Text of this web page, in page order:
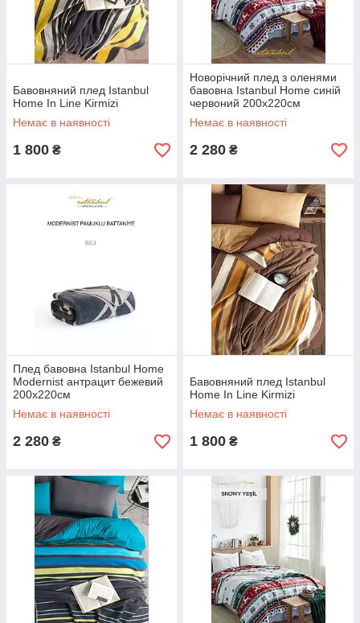
Бавовняний плед Istanbul
Home In Line Kirmizi
Немає в наявності
1 800 ₴
Новорічний плед з оленями
бавовна Istanbul Home синій
червоний 200х220см
Немає в наявності
2 280 ₴
Плед бавовна Istanbul Home
Modernist антрацит бежевий
200х220см
Немає в наявності
2 280 ₴
Бавовняний плед Istanbul
Home In Line Kirmizi
Немає в наявності
1 800 ₴